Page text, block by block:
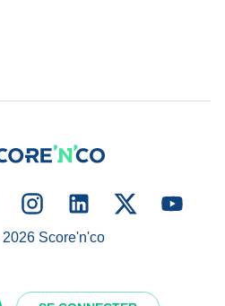
2026Score'n'co